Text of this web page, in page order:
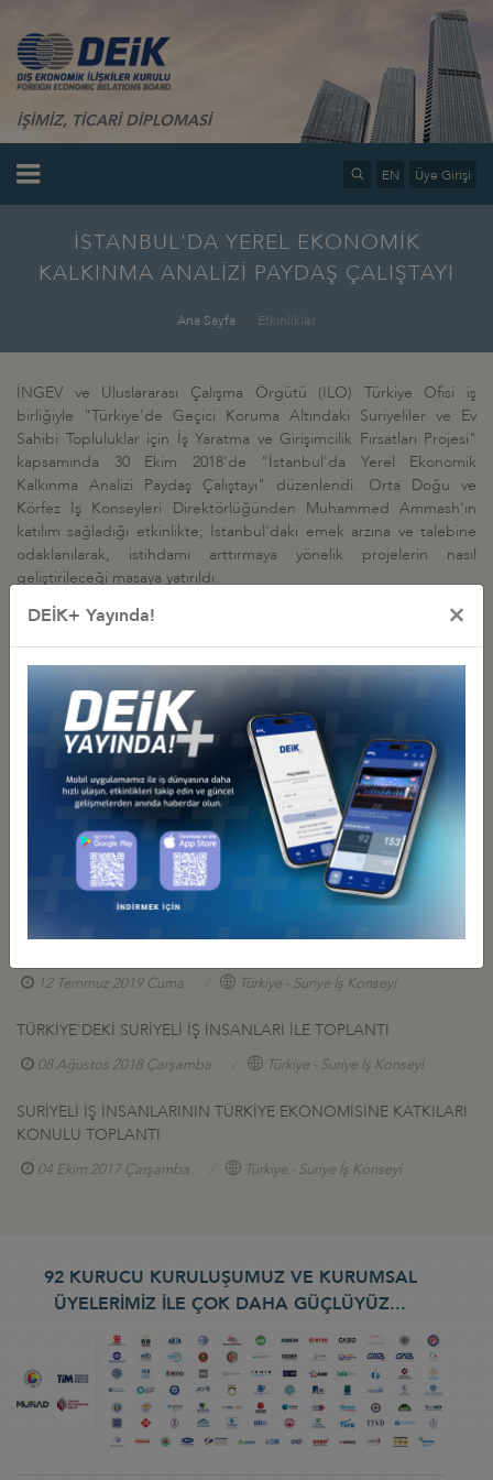
İŞİMİZ, TİCARİ DİPLOMASİ
EN Üye Girişi
İSTANBUL'DA YEREL EKONOMİK
KALKINMA ANALİZİ PAYDAŞ ÇALIŞTAYI
Ana Sayfa Etkinlikler
İNGEV ve Uluslararası Çalışma Örgütü (ILO) Türkiye Ofisi iş
birliğiyle "Türkiye'de Geçici Koruma Altındaki Suriyeliler ve Ev
Sahibi Topluluklar için İş Yaratma ve Girişimcilik Fırsatları Projesi"
kapsamında 30 Ekim 2018'de "İstanbul'da Yerel Ekonomik
Kalkınma Analizi Paydaş Çalıştayı" düzenlendi. Orta Doğu ve
Körfez İş Konseyleri Direktörlüğünden Muhammed Ammash'ın
katılım sağladığı etkinlikte; İstanbul'daki emek arzına ve talebine
odaklanılarak, istihdamı arttırmaya yönelik projelerin nasıl
geliştirileceği masaya yatırıldı.
İş Konseyi ile Alakalı Diğer Etkinlikler
BAKAN BOLAT: “TÜRK FİRMALARI SURİYE'NİN YENİDEN
İNŞASINDA GÖREV ALMAYA HAZIR"
07 Nisan 2026 Salı Türkiye - Suriye İş Konseyi
UNDP SEKTÖREL YOL HARİTALARI ÇALIŞTAYLARI VE İMALAT
SANAYİSİNDE YENİ YAKLAŞIMLAR KONFERANSI
30 Temmuz 2019 Salı Türkiye - Suriye İş Konseyi
12 Temmuz 2019 Cuma Türkiye - Suriye İş Konseyi
TÜRKİYE'DEKİ SURİYELİ İŞ İNSANLARI İLE TOPLANTI
08 Ağustos 2018 Çarşamba Türkiye - Suriye İş Konseyi
SURİYELİ İŞ İNSANLARININ TÜRKİYE EKONOMİSİNE KATKILARI
KONULU TOPLANTI
04 Ekim 2017 Çarşamba Türkiye - Suriye İş Konseyi
92 KURUCU KURULUŞUMUZ VE KURUMSAL
ÜYELERİMİZ İLE ÇOK DAHA GÜÇLÜYÜZ...
DEİK+ Yayında! ×